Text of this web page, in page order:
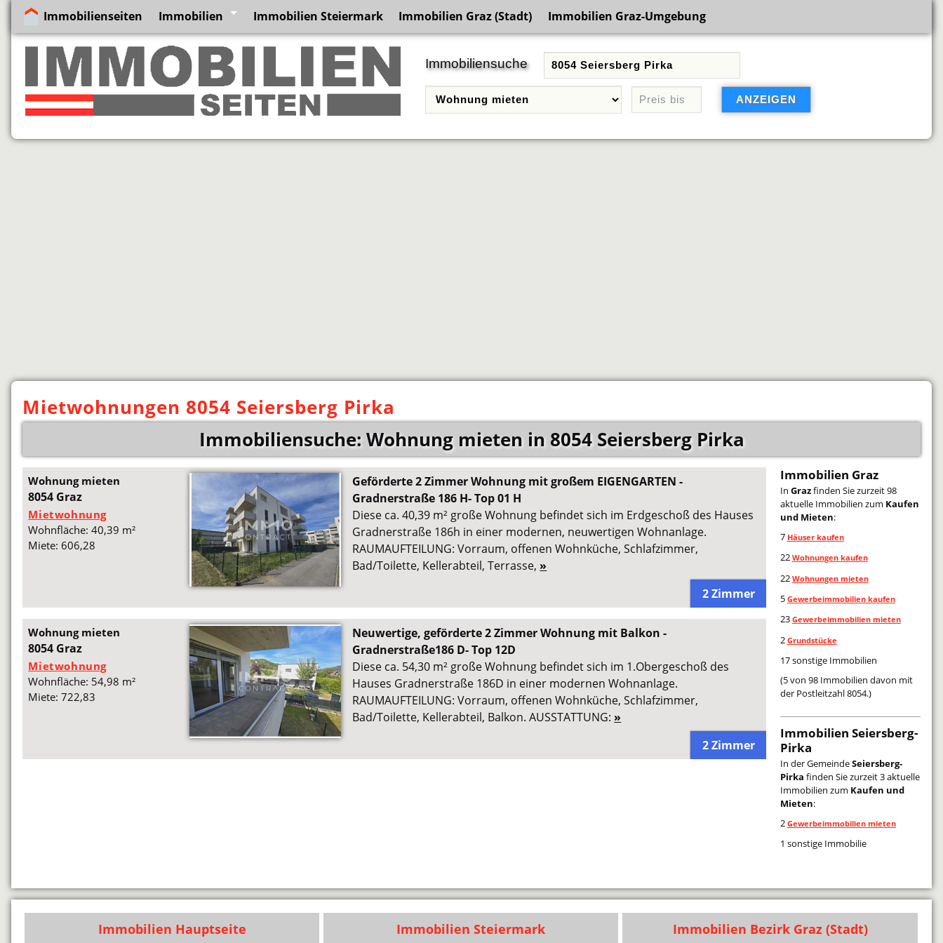
Immobilienseiten Immobilien Immobilien Steiermark Immobilien Graz (Stadt) Immobilien Graz-Umgebung
Immobiliensuche
Mietwohnungen 8054 Seiersberg Pirka
Immobiliensuche: Wohnung mieten in 8054 Seiersberg Pirka
Wohnung mieten
8054 Graz
Mietwohnung
Wohnfläche: 40,39 m²
Miete: 606,28
Geförderte 2 Zimmer Wohnung mit großem EIGENGARTEN -
Gradnerstraße 186 H- Top 01 H
Diese ca. 40,39 m² große Wohnung befindet sich im Erdgeschoß des Hauses
Gradnerstraße 186h in einer modernen, neuwertigen Wohnanlage.
RAUMAUFTEILUNG: Vorraum, offenen Wohnküche, Schlafzimmer,
Bad/Toilette, Kellerabteil, Terrasse, »
2 Zimmer
Wohnung mieten
8054 Graz
Mietwohnung
Wohnfläche: 54,98 m²
Miete: 722,83
Neuwertige, geförderte 2 Zimmer Wohnung mit Balkon -
Gradnerstraße186 D- Top 12D
Diese ca. 54,30 m² große Wohnung befindet sich im 1.Obergeschoß des
Hauses Gradnerstraße 186D in einer modernen Wohnanlage.
RAUMAUFTEILUNG: Vorraum, offenen Wohnküche, Schlafzimmer,
Bad/Toilette, Kellerabteil, Balkon. AUSSTATTUNG: »
2 Zimmer
Immobilien Graz
In Grazfinden Sie zurzeit 98
aktuelle Immobilien zum Kaufen
und Mieten:
7 Häuser kaufen
22 Wohnungen kaufen
22 Wohnungen mieten
5 Gewerbeimmobilien kaufen
23 Gewerbeimmobilien mieten
2 Grundstücke
17 sonstige Immobilien
(5 von 98 Immobilien davon mit
der Postleitzahl 8054.)
Immobilien Seiersberg-
Pirka
In der GemeindeSeiersberg-
Pirka finden Sie zurzeit 3 aktuelle
Immobilien zum Kaufen und
Mieten:
2 Gewerbeimmobilien mieten
1 sonstige Immobilie
Immobilien Hauptseite Immobilien Steiermark Immobilien Bezirk Graz (Stadt)